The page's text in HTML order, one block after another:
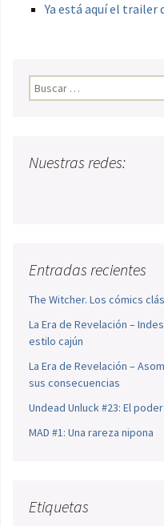
Ya está aquí el trailer
Buscar:
Nuestras redes:
Entradas recientes
The Witcher. Los cómics
La Era de Revelación –
estilo cajún
La Era de Revelación –
sus consecuencias
Undead Unluck #23: El
MAD #1: Una rareza nipona
Etiquetas